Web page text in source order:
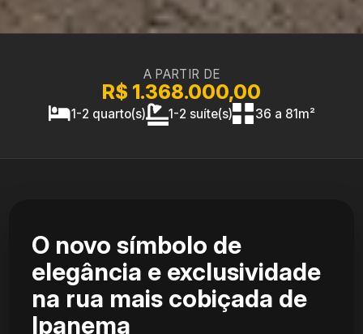
A PARTIR DE
R$ 1.368.000,00
1-2 quarto(s) 1-2 suíte(s) 36 a 81m²
O novo símbolo de
elegância e exclusividade
na rua mais cobiçada de
Ipanema